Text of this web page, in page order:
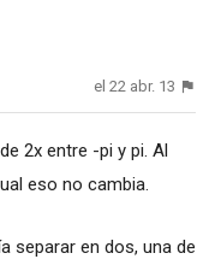
el 22 abr. 13
2x entre -pi y pi. Al
eso no cambia.
separar en dos, una de